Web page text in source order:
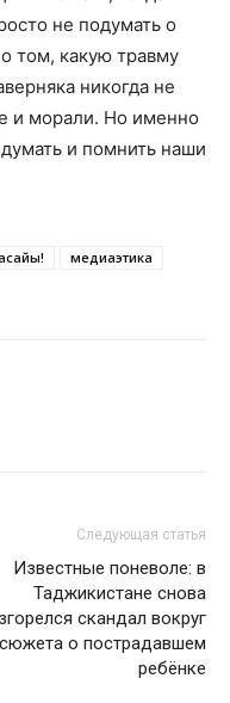
не подумать о
том, какую травму
никогда не
и морали. Но именно
и помнить наши
медиаэтика
Следующая статья
Известные поневоле: в
Таджикистане снова
скандал вокруг
сюжета о пострадавшем
ребёнке